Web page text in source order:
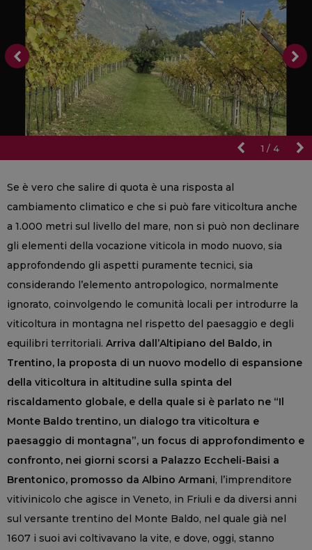
1 / 4
Se è vero che salire di quota è una risposta al
cambiamento climatico e che si può fare viticoltura anche
a 1.000 metri sul livello del mare, non si può non declinare
gli elementi della vocazione viticola in modo nuovo, sia
approfondendo gli aspetti puramente tecnici, sia
considerando l’elemento antropologico, normalmente
ignorato, coinvolgendo le comunità locali per introdurre la
viticoltura in montagna nel rispetto del paesaggio e degli
equilibri territoriali. Arriva dall’Altipiano del Baldo, in
Trentino, la proposta di un nuovo modello di espansione
della viticoltura in altitudine sulla spinta del
riscaldamento globale, e della quale si è parlato ne “Il
Monte Baldo trentino, un dialogo tra viticoltura e
paesaggio di montagna”, un focus di approfondimento e
confronto, nei giorni scorsi a Palazzo Eccheli-Baisi a
Brentonico, promosso da Albino Armani, l’imprenditore
vitivinicolo che agisce in Veneto, in Friuli e da diversi anni
sul versante trentino del Monte Baldo, nel quale già nel
1607 i suoi avi coltivavano la vite, e dove, oggi, stanno